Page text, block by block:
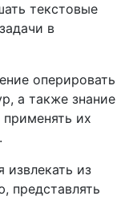
текстовые
в
оперировать
а также знание
их
извлекать из
представлять